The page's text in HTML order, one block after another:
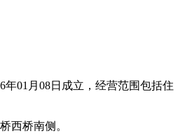
年01月08日成立，经营范围包括住
西桥南侧。